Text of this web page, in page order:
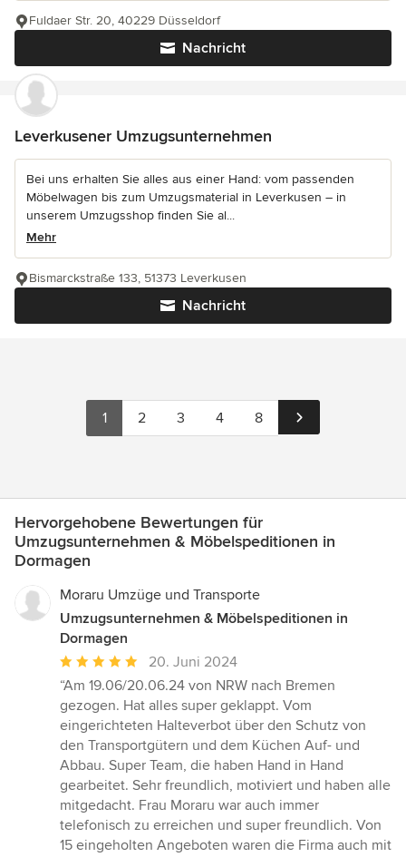
Nachricht
Fuldaer Str. 20, 40229 Düsseldorf
Leverkusener Umzugsunternehmen
Bei uns erhalten Sie alles aus einer Hand: vom passenden
Möbelwagen bis zum Umzugsmaterial in Leverkusen – in
unserem Umzugsshop finden Sie al...
Mehr
Nachricht
Bismarckstraße 133, 51373 Leverkusen
1 2 3 4 8
Hervorgehobene Bewertungen für
Umzugsunternehmen & Möbelspeditionen in
Dormagen
Moraru Umzüge und Transporte
Umzugsunternehmen & Möbelspeditionen in
Dormagen
Durchschnittliche
Bewertung:
5
von
5
Sternen
20. Juni 2024
“Am 19.06/20.06.24 von NRW nach Bremen
gezogen. Hat alles super geklappt. Vom
eingerichteten Halteverbot über den Schutz von
den Transportgütern und dem Küchen Auf- und
Abbau. Super Team, die haben Hand in Hand
gearbeitet. Sehr freundlich, motiviert und haben alle
mitgedacht. Frau Moraru war auch immer
telefonisch zu erreichen und super freundlich. Von
15 eingeholten Angeboten waren die Firma auch mit